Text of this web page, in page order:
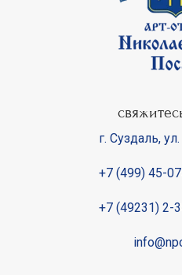
г. Суздаль,
+7 (499) 45-
+7 (49231) 2-